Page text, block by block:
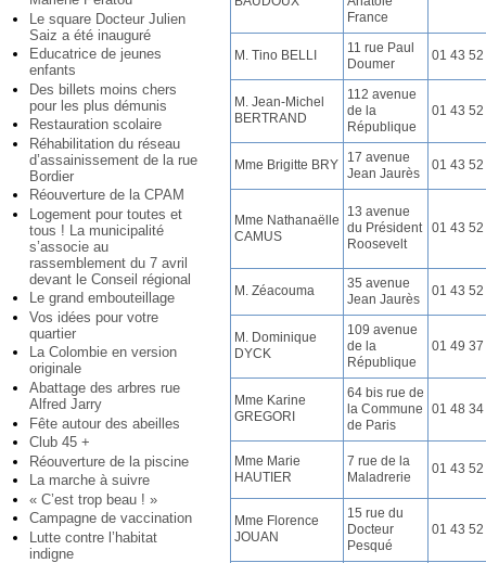
Le square Docteur Julien
Saiz a été inauguré
Educatrice de jeunes
enfants
Des billets moins chers
pour les plus démunis
Restauration scolaire
Réhabilitation du réseau
d’assainissement de la rue
Bordier
Réouverture de la CPAM
Logement pour toutes et
tous ! La municipalité
s’associe au
rassemblement du 7 avril
devant le Conseil régional
Le grand embouteillage
Vos idées pour votre
quartier
La Colombie en version
originale
Abattage des arbres rue
Alfred Jarry
Fête autour des abeilles
Club 45 +
Réouverture de la piscine
La marche à suivre
« C’est trop beau ! »
Campagne de vaccination
Lutte contre l’habitat
indigne
France
M. Tino BELLI
11 rue Paul
Doumer
01 43
M. Jean-Michel
BERTRAND
112 avenue
de la
République
01 43
Mme Brigitte BRY
17 avenue
Jean Jaurès
01 43
Mme Nathanaëlle
CAMUS
13 avenue
du Président
Roosevelt
01 43
M. Zéacouma
35 avenue
Jean Jaurès
01 43
M. Dominique
DYCK
109 avenue
de la
République
01 49
Mme Karine
GREGORI
64 bis rue de
la Commune
de Paris
01 48
Mme Marie
HAUTIER
7 rue de la
Maladrerie
01 43
Mme Florence
JOUAN
15 rue du
Docteur
Pesqué
01 43